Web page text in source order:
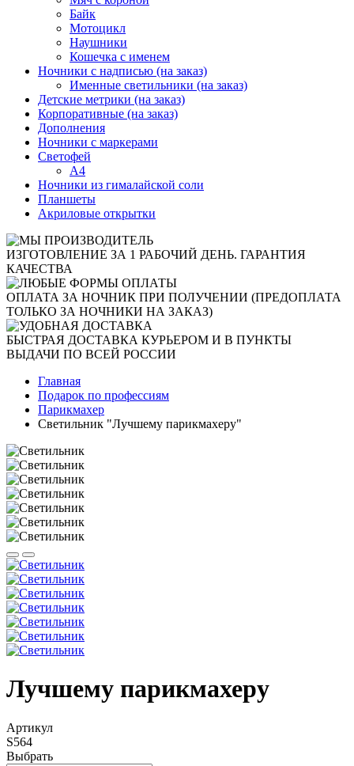
Байк
Мотоцикл
Наушники
Кошечка с именем
Ночники с надписью (на заказ)
Именные светильники (на заказ)
Детские метрики (на заказ)
Корпоративные (на заказ)
Дополнения
Ночники с маркерами
Светофей
А4
Ночники из гималайской соли
Планшеты
Акриловые открытки
ИЗГОТОВЛЕНИЕ ЗА 1 РАБОЧИЙ ДЕНЬ. ГАРАНТИЯ
КАЧЕСТВА
ОПЛАТА ЗА НОЧНИК ПРИ ПОЛУЧЕНИИ (ПРЕДОПЛАТА
ТОЛЬКО ЗА НОЧНИКИ НА ЗАКАЗ)
БЫСТРАЯ ДОСТАВКА КУРЬЕРОМ И В ПУНКТЫ
ВЫДАЧИ ПО ВСЕЙ РОССИИ
Главная
Подарок по профессиям
Парикмахер
Светильник "Лучшему парикмахеру"
Лучшему парикмахеру
Артикул
S564
Выбрать